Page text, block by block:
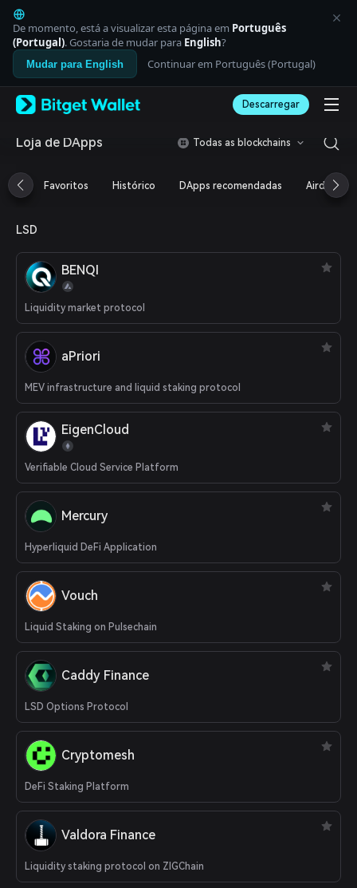
English
日本語
Tiếng Việt
Русский
Español (Latinoamérica)
Italiano
Deutsch
繁體中文
Português (Portugal)
ภาษาไทย
हिन्दी
Español
Português (Brasil)
Español (Argentina)
De momento, está a visualizar esta página em Português
(Portugal). Gostaria de mudar para English?
Mudar para English Continuar em Português (Portugal)
Descarregar
Loja de DApps Todas as blockchains
Favoritos Histórico DApps recomendadas Airdrop
LSD
BENQI
Liquidity market protocol
aPriori
MEV infrastructure and liquid staking protocol
EigenCloud
Verifiable Cloud Service Platform
Mercury
Hyperliquid DeFi Application
Vouch
Liquid Staking on Pulsechain
Caddy Finance
LSD Options Protocol
Cryptomesh
DeFi Staking Platform
Valdora Finance
Liquidity staking protocol on ZIGChain